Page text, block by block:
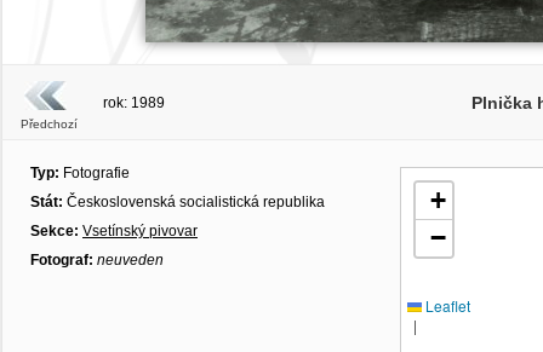
Předchozí
rok: 1989 Plnička
Typ: Fotografie
Stát: Československá socialistická republika
Sekce: Vsetínský pivovar
Fotograf: neuveden
+
−
Leaflet
|